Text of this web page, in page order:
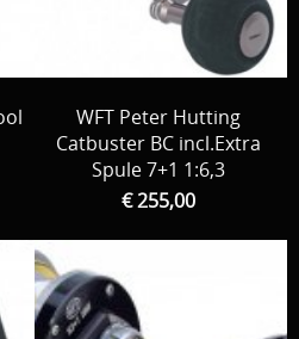
/ Stoelen / Onthaakmatten /
WFT Peter Hutting
Catbuster BC incl.Extra
Spule 7+1 1:6,3
€ 255,00